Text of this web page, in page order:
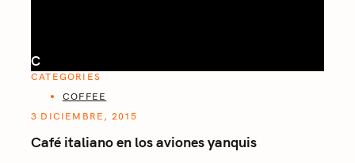
C
CATEGORIES
COFFEE
3 DICIEMBRE, 2015
Café italiano en los aviones yanquis